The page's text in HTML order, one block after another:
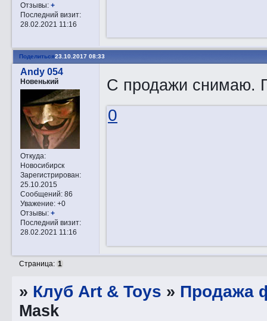
Отзывы: +
Последний визит:
28.02.2021 11:16
Поделиться23.10.2017 08:33
Andy 054
Новенький
Откуда:
Новосибирск
Зарегистрирован:
25.10.2015
Сообщений:86
Уважение: +0
Отзывы: +
Последний визит:
28.02.2021 11:16
С продажи снимаю.
0
Страница: 1
» Клуб Art & Toys » Продажа
Mask